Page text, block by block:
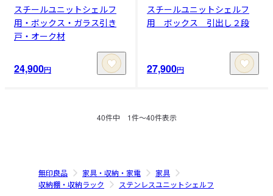
スチールユニットシェルフ
用・ボックス・ガラス引き
戸・オーク材
24,900円
スチールユニットシェルフ
用 ボックス 引出し２段
27,900円
40件中 1件〜40件表示
無印良品 家具・収納・家電
家具
収納棚・収納ラック
ステンレスユニットシェルフ